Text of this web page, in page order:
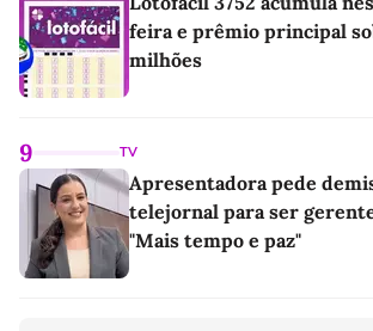
feira e prêmio principal
milhões
9 TV
Apresentadora pede
telejornal para ser
"Mais tempo e paz"